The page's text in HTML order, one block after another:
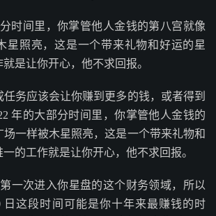
时间里，你掌管他人金钱的第八宫就像
星照亮，这是一个带来礼物和好运的星
是让你开心，他不求回报。
务应该会让你赚到更多的钱，或者得到
年的大部分时间里，你掌管他人金钱的
场一样被木星照亮，这是一个带来礼物和
的工作就是让你开心，他不求回报。
一次进入你星盘的这个财务领域，所以
日这段时间可能是你十年来最赚钱的时